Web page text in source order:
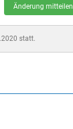
Änderung mitteilen
statt.